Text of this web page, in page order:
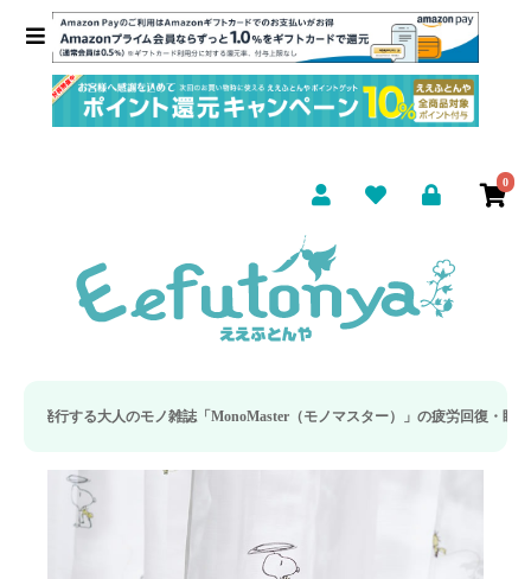
0
人のモノ雑誌「MonoMaster（モノマスター）」の疲労回復・睡眠の向上特集に